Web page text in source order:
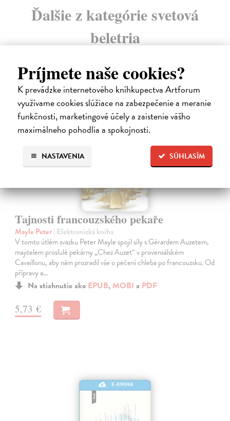
Príjmete naše cookies?
K prevádzke internetového kníhkupectva Artforum
využívame cookies slúžiace na zabezpečenie a meranie
funkčnosti, marketingové účely a zaistenie vášho
maximálneho pohodlia a spokojnosti.
SÚHLASÍM
NASTAVENIA
Ďalšie z kategórie svetová
beletria
E-KNIHA
Tajnosti francouzského pekaře
Mayle Peter| Elektronická kniha
V tomto útlém svazku Peter Mayle spojil síly s Gérardem Auzetem,
majitelem proslulé pekárny „Chez Auzet“ v provensálském
Cavaillonu, aby nám prozradil vše o pečení chleba po francouzsku. Od
přípravy a…
Na stiahnutie ako EPUB, MOBI a PDF
5,73 €
E-KNIHA